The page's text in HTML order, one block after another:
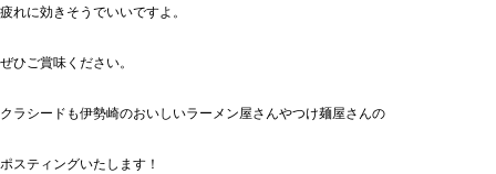
疲れに効きそうでいいですよ。
ぜひご賞味ください。
クラシードも伊勢崎のおいしいラーメン屋さんやつけ麺屋さんの
ポスティングいたします！